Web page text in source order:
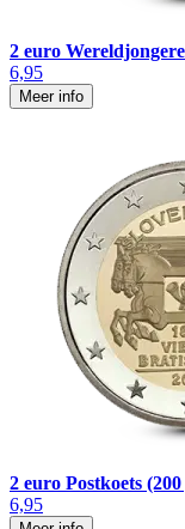
2 euro
6,95
Meer info
2 euro Postkoets
6,95